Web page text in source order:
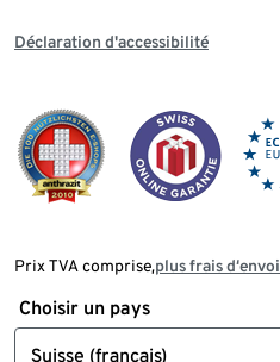
Déclaration d'accessibilité
Prix TVA comprise,plus frais d‘envoi
Choisir un pays
Suisse (français)